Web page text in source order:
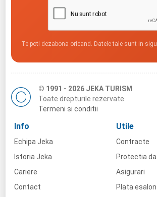
Te poti dezabona oricand. Datele tale sunt in
© 1991 - 2026 JEKA TURISM
Toate drepturile rezervate.
Termeni si conditii
Info
Echipa Jeka
Istoria Jeka
Cariere
Contact
Utile
Contracte
Protectia
Asigurari
Plata